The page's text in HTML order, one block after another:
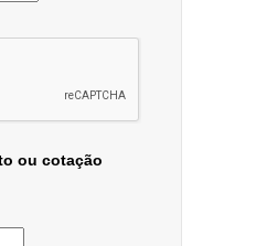
ou cotação